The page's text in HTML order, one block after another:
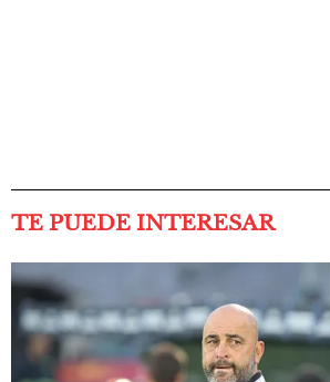
TE PUEDE INTERESAR